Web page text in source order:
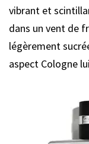
vibrant et
dans un vent de
légèrement
aspect Cologne